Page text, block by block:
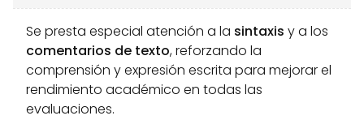
Se presta especial atención a la sintaxis y a los
comentarios de texto, reforzando la
comprensión y expresión escrita para mejorar el
rendimiento académico en todas las
evaluaciones.